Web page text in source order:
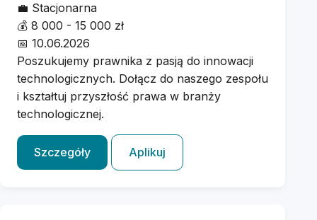
💼 Stacjonarna
💰 8 000 - 15 000 zł
📅 10.06.2026
Poszukujemy prawnika z pasją do innowacji
technologicznych. Dołącz do naszego zespołu
i kształtuj przyszłość prawa w branży
technologicznej.
Szczegóły Aplikuj